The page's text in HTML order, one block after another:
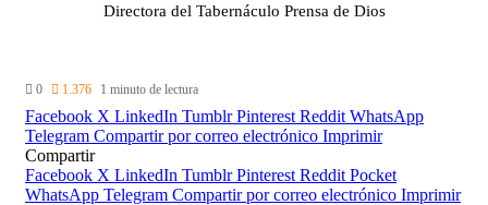
Directora del Tabernáculo Prensa de Dios
0 1.376 1 minuto de lectura
Facebook X LinkedIn Tumblr Pinterest Reddit WhatsApp
Telegram Compartir por correo electrónico Imprimir
Compartir
Facebook X LinkedIn Tumblr Pinterest Reddit Pocket
WhatsApp Telegram Compartir por correo electrónico Imprimir